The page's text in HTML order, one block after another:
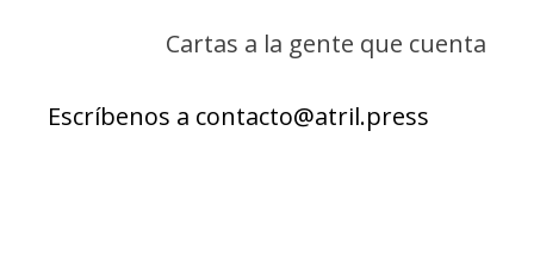
Cartas a la gente que cuenta
Escríbenos a contacto@atril.press